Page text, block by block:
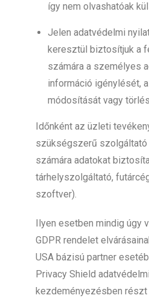
így nem olvashatóak
Jelen adatvédelmi
keresztül biztosítjuk a
számára a személyes
információ igénylését,
módosítását vagy
Időnként az üzleti
szükségszerű szolgáltató
számára adatokat
tárhelyszolgáltató,
szoftver).
Ilyen esetben mindig úgy
GDPR rendelet
USA bázisú partner
Privacy Shield adatvédelmi
kezdeményezésben